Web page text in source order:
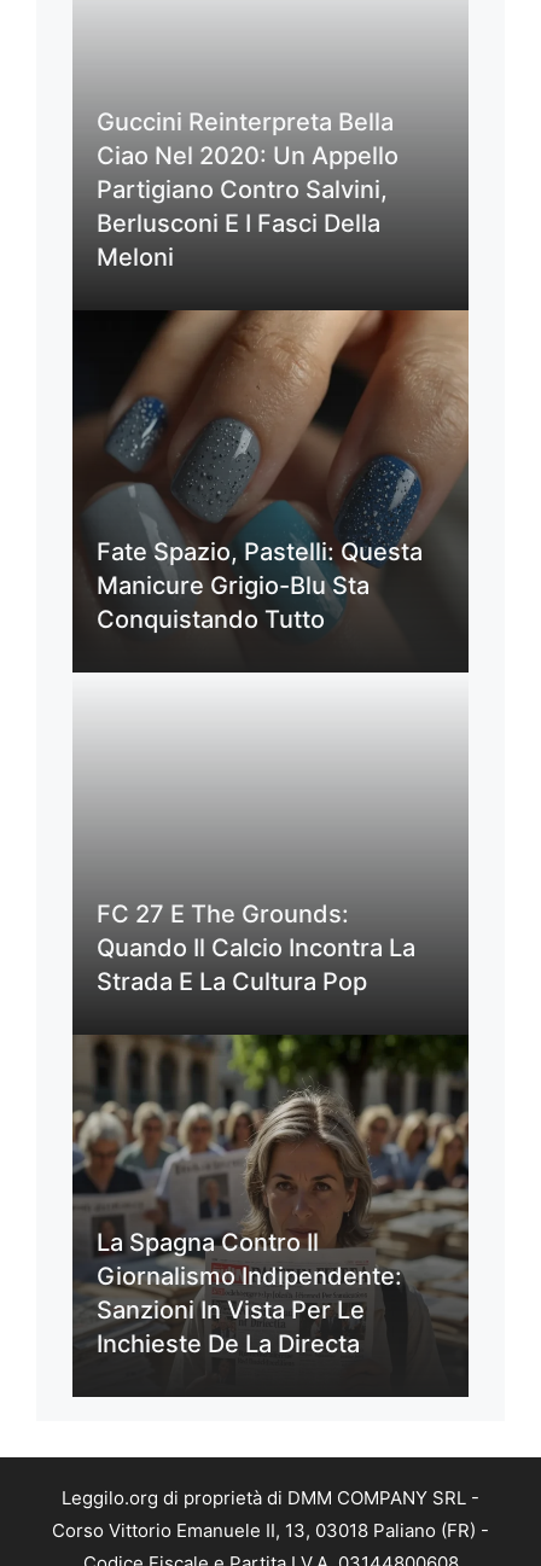
Guccini Reinterpreta Bella
Ciao Nel 2020: Un Appello
Partigiano Contro Salvini,
Berlusconi E I Fasci Della
Meloni
Fate Spazio, Pastelli: Questa
Manicure Grigio-Blu Sta
Conquistando Tutto
FC 27 E The Grounds:
Quando Il Calcio Incontra La
Strada E La Cultura Pop
La Spagna Contro Il
Giornalismo Indipendente:
Sanzioni In Vista Per Le
Inchieste De La Directa
Leggilo.org di proprietà di DMM COMPANY SRL -
Corso Vittorio Emanuele II, 13, 03018 Paliano (FR) -